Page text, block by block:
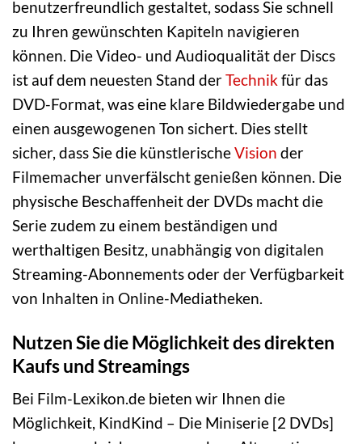
benutzerfreundlich gestaltet, sodass Sie schnell
zu Ihren gewünschten Kapiteln navigieren
können. Die Video- und Audioqualität der Discs
ist auf dem neuesten Stand derTechnikfür das
DVD-Format, was eine klare Bildwiedergabe und
einen ausgewogenen Ton sichert. Dies stellt
sicher, dass Sie die künstlerischeVision der
Filmemacher unverfälscht genießen können. Die
physische Beschaffenheit der DVDs macht die
Serie zudem zu einem beständigen und
werthaltigen Besitz, unabhängig von digitalen
Streaming-Abonnements oder der Verfügbarkeit
von Inhalten in Online-Mediatheken.
Nutzen Sie die Möglichkeit des direkten
Kaufs und Streamings
Bei Film-Lexikon.de bieten wir Ihnen die
Möglichkeit, KindKind – Die Miniserie [2 DVDs]